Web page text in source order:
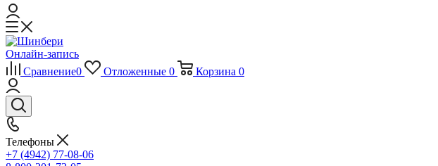
Онлайн-запись
Сравнение0 Отложенные 0 Корзина 0
Телефоны
+7 (4942) 77-08-06